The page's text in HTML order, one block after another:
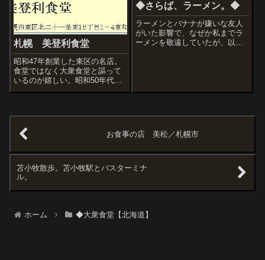
札幌 美登利食堂
昭和47年創業した東区の名店。
食堂ではなく大衆食堂と謳って
いるのが嬉しい。昭和50年代に
改築してから店内はほとんどそ
た』と奥様。店名は、開店当初
つけてもらった名前とのことで
す。ぜひ、の...
◆さらば、ラーメン。◆
ラーメンとバナナが嫌いな友人
がいた影響で、なぜか私までラ
ーメンを敬遠していたが、以前
しまった。だって旭川のラーメ
お食事の店 美松／札幌市
苫小牧散歩。苫小牧駅とバスターミナ
ル。
ホーム ◆大衆食堂【北海道】